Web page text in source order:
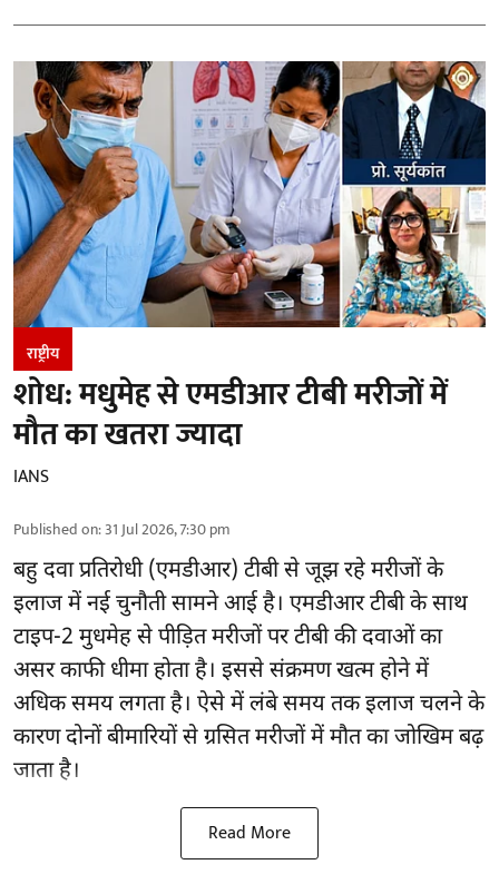
राष्ट्रीय
शोध: मधुमेह से एमडीआर टीबी मरीजों में
मौत का खतरा ज्यादा
IANS
Published on:31 Jul 2026, 7:30 pm
बहु दवा प्रतिरोधी (एमडीआर) टीबी से जूझ रहे मरीजों के
इलाज में नई चुनौती सामने आई है। एमडीआर टीबी के साथ
टाइप-2 मुधमेह से पीड़ित मरीजों पर टीबी की दवाओं का
असर काफी धीमा होता है। इससे संक्रमण खत्म होने में
अधिक समय लगता है। ऐसे में लंबे समय तक इलाज चलने के
कारण दोनों बीमारियों से ग्रसित मरीजों में मौत का जोखिम बढ़
जाता है।
Read More